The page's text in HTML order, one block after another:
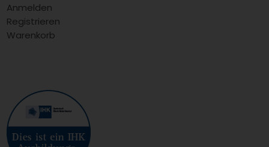
Anmelden
Registrieren
Warenkorb